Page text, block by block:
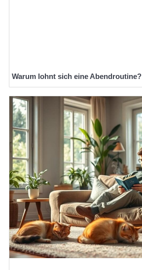
Warum lohnt sich eine Abendroutine?